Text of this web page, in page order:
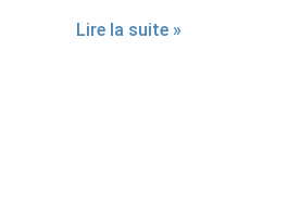
Lire la suite »